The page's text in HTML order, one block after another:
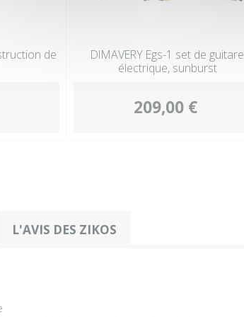
de
DIMAVERY Egs-1 set de guitare
électrique, sunburst
209,00 €
L'AVIS DES ZIKOS